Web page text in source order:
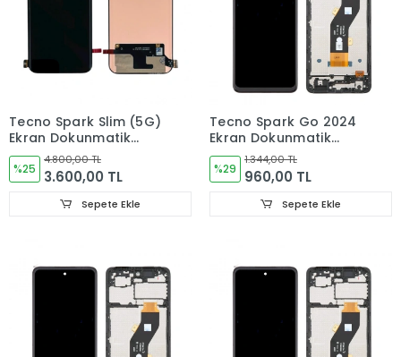
Tecno Spark Slim (5G)
Ekran Dokunmatik
Cam
%25
4.800,00 TL
3.600,00 TL
Sepete Ekle
Tecno Spark Go 2024
Ekran Dokunmatik
Cam ÇITALI
%29
1.344,00 TL
960,00 TL
Sepete Ekle